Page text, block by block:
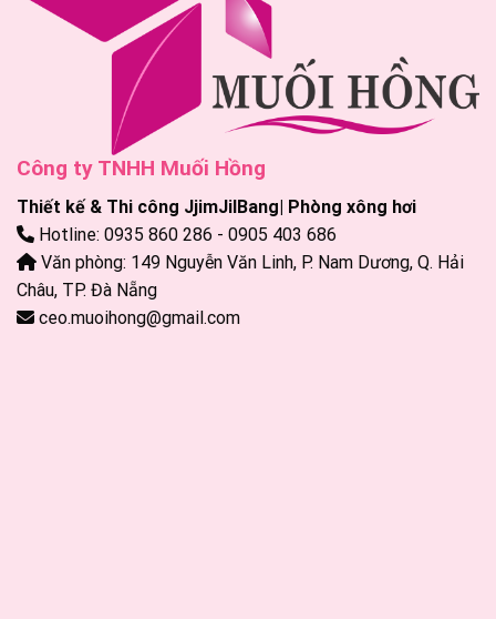
Công ty TNHH Muối Hồng
Thiết kế & Thi công JjimJilBang| Phòng xông hơi
Hotline: 0935 860 286 - 0905 403 686
Văn phòng: 149 Nguyễn Văn Linh, P. Nam Dương, Q. Hải
Châu, TP. Đà Nẵng
ceo.muoihong@gmail.com